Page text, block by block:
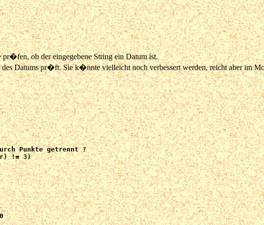
ob der eingegebene String ein Datum ist.
Datums pr�ft. Sie k�nnte vielleicht noch verbessert werden, reicht aber im